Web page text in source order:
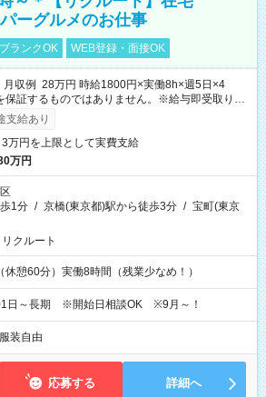
ーグルメのお仕事
ブランクOK WEB登録・面接OK
収例 28万円 時給1800円×実働8h×週5日×4
証するものではありません。※給与即受取りサ
利用条件有）
支給あり
3万円を上限として実費支給
万円
1分 / 京橋(東京都)駅から徒歩3分 / 宝町(東京
クルート
休憩60分）実働8時間（残業少なめ！）
日～長期 ※開始日相談OK ※9月～！
服装自由
応募する 詳細へ